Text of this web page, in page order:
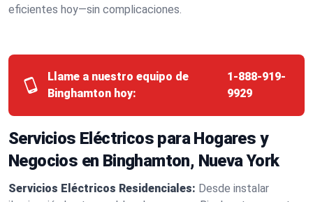
eficientes hoy—sin complicaciones.
Llame a nuestro equipo de
Binghamton hoy:
1-888-919-
9929
Servicios Eléctricos para Hogares y
Negocios en Binghamton, Nueva York
Servicios Eléctricos Residenciales: Desde instalar